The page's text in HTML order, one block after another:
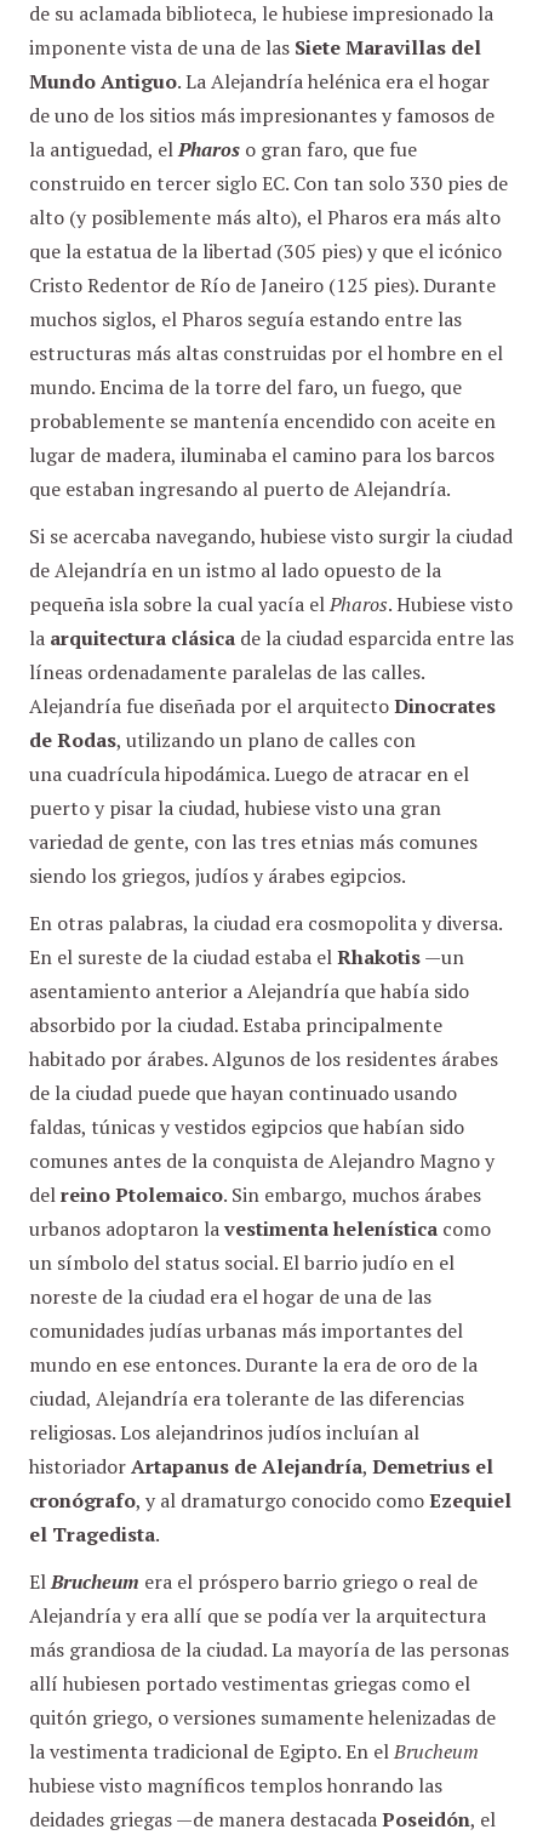
de su aclamada biblioteca, le hubiese impresionado la
imponente vista de una de las Siete Maravillas del
Mundo Antiguo. La Alejandría helénica era el hogar
de uno de los sitios más impresionantes y famosos de
la antiguedad, elPharos o gran faro, que fue
construido en tercer siglo EC. Con tan solo 330 pies de
alto (y posiblemente más alto), el Pharos era más alto
que la estatua de la libertad (305 pies) y que el icónico
Cristo Redentor de Río de Janeiro (125 pies). Durante
muchos siglos, el Pharos seguía estando entre las
estructuras más altas construidas por el hombre en el
mundo. Encima de la torre del faro, un fuego, que
probablemente se mantenía encendido con aceite en
lugar de madera, iluminaba el camino para los barcos
que estaban ingresando al puerto de Alejandría.
Si se acercaba navegando, hubiese visto surgir la ciudad
de Alejandría en un istmo al lado opuesto de la
pequeña isla sobre la cual yacía elPharos. Hubiese visto
la arquitectura clásica de la ciudad esparcida entre las
líneas ordenadamente paralelas de las calles.
Alejandría fue diseñada por el arquitectoDinocrates
de Rodas, utilizando un plano de calles con
una cuadrícula hipodámica. Luego de atracar en el
puerto y pisar la ciudad, hubiese visto una gran
variedad de gente, con las tres etnias más comunes
siendo los griegos, judíos y árabes egipcios.
En otras palabras, la ciudad era cosmopolita y diversa.
En el sureste de la ciudad estaba elRhakotis—un
asentamiento anterior a Alejandría que había sido
absorbido por la ciudad. Estaba principalmente
habitado por árabes. Algunos de los residentes árabes
de la ciudad puede que hayan continuado usando
faldas, túnicas y vestidos egipcios que habían sido
comunes antes de la conquista de Alejandro Magno y
delreino Ptolemaico. Sin embargo, muchos árabes
urbanos adoptaron lavestimenta helenística como
un símbolo del status social. El barrio judío en el
noreste de la ciudad era el hogar de una de las
comunidades judías urbanas más importantes del
mundo en ese entonces. Durante la era de oro de la
ciudad, Alejandría era tolerante de las diferencias
religiosas. Los alejandrinos judíos incluían al
historiadorArtapanus de Alejandría, Demetrius el
cronógrafo, y al dramaturgo conocido comoEzequiel
el Tragedista.
ElBrucheum era el próspero barrio griego o real de
Alejandría y era allí que se podía ver la arquitectura
más grandiosa de la ciudad. La mayoría de las personas
allí hubiesen portado vestimentas griegas como el
quitón griego, o versiones sumamente helenizadas de
la vestimenta tradicional de Egipto. En elBrucheum
hubiese visto magníficos templos honrando las
deidades griegas —de manera destacadaPoseidón, el